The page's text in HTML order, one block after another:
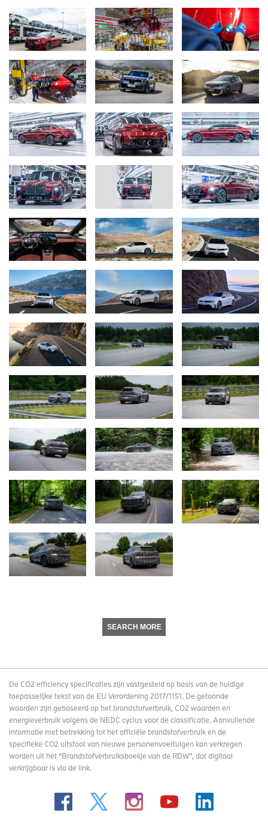
SEARCH MORE
De CO2 efficiency specificaties zijn vastgesteld op basis van de huidige
toepasselijke tekst van de EU Verordening 2017/1151. De getoonde
waarden zijn gebaseerd op het brandstofverbruik, CO2 waarden en
energieverbruik volgens de NEDC cyclus voor de classificatie. Aanvullende
informatie met betrekking tot het officiële brandstofverbruik en de
specifieke CO2 uitstoot van nieuwe personenvoertuigen kan verkregen
worden uit het “Brandstofverbruiksboekje van de RDW”, dat digitaal
verkrijgbaaris via de link.